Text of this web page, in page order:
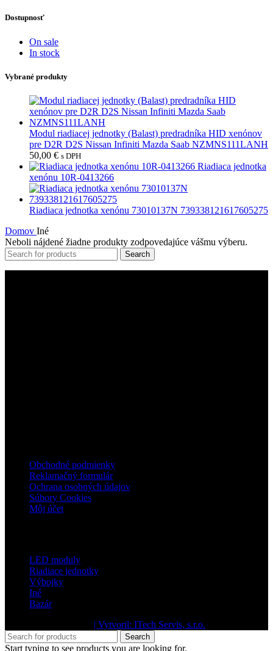
Dostupnosť
On sale
In stock
Vybrané produkty
Modul riadiacej jednotky (Balast) predradníka HID xenónov
pre D2R D2S Nissan Infiniti Mazda Saab NZMNS111LANH
50,00 € s DPH
Riadiaca jednotka
xenónu 10R-0413266
Riadiaca jednotka xenónu 73010137N 739338121617605275
Domov Iné
Neboli nájdené žiadne produkty zodpovedajúce vášmu výberu.
Search
Obchodné podmienky
Reklamačný formulár
Ochrana osobných údajov
Súbory Cookies
Môj účet
LED moduly
Riadiace jednotky
Výbojky
Iné
Bazár
| Vytvoril: ITech Servis, s.r.o.
Search
Start typing to see products you are looking for.